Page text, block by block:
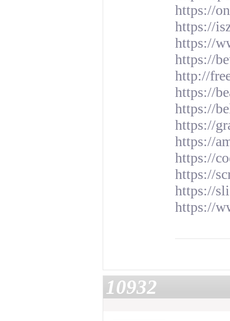
https://
https://
https://
https://
http://
https://
https://
https://
https://
https://
https://
https://
https://
10932